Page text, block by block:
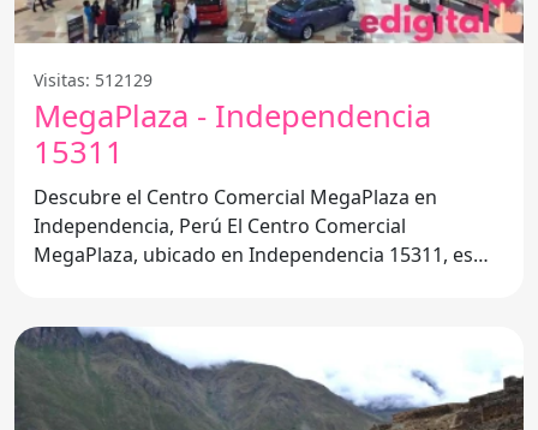
Visitas: 512129
MegaPlaza - Independencia
15311
Descubre el Centro Comercial MegaPlaza en
Independencia, Perú El Centro Comercial
MegaPlaza, ubicado en Independencia 15311, es